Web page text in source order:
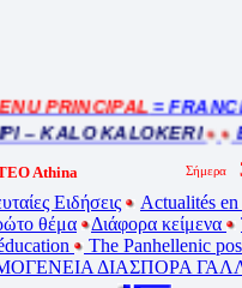
PRINCIPAL= FRANCE
– KALO KALOKERI
Athina
Ειδήσεις
Actualités
θέμα
Διάφορα κείμενα
The Panhellenic
ΔΙΑΣΠΟΡΑ